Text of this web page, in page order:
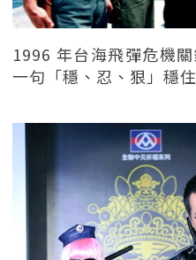
1996 年台海飛彈危機
一句「穩、忍、狠」穩